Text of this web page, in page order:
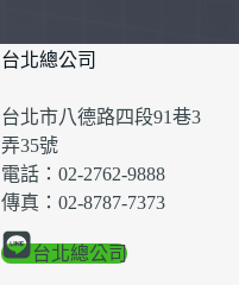
台北總公司
台北市八德路四段91巷3
弄35號
電話：02-2762-9888
傳真：02-8787-7373
台北總公司